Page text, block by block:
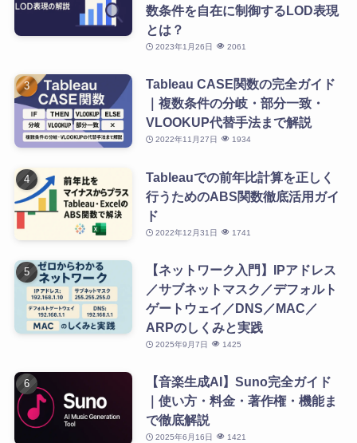
数条件を自在に制御するLOD表現
とは？
2023年1月26日 2061
Tableau CASE関数の完全ガイド
｜複数条件の分岐・部分一致・
VLOOKUP代替手法まで解説
2022年11月27日 1934
Tableauでの前年比計算を正しく
行うためのABS関数徹底活用ガイ
ド
2022年12月31日 1741
【ネットワーク入門】IPアドレス
／サブネットマスク／デフォルト
ゲートウェイ／DNS／MAC／
ARPのしくみと実践
2025年9月7日 1425
【音楽生成AI】Suno完全ガイド
｜使い方・料金・著作権・機能ま
で徹底解説
2025年6月16日 1421